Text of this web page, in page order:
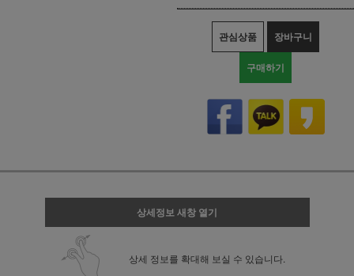
관심상품 장바구니
구매하기
상세정보 새창 열기
상세 정보를 확대해 보실 수 있습니다.